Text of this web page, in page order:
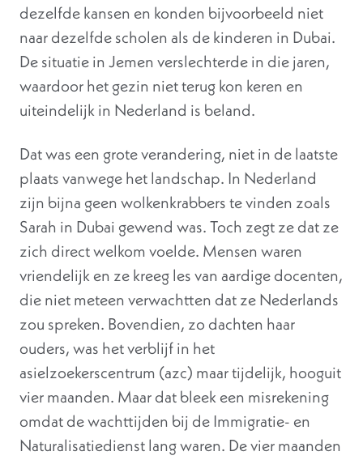
dezelfde kansen en konden bijvoorbeeld niet
naar dezelfde scholen als de kinderen in Dubai.
De situatie in Jemen verslechterde in die jaren,
waardoor het gezin niet terug kon keren en
uiteindelijk in Nederland is beland.
Dat was een grote verandering, niet in de laatste
plaats vanwege het landschap. In Nederland
zijn bijna geen wolkenkrabbers te vinden zoals
Sarah in Dubai gewend was. Toch zegt ze dat ze
zich direct welkom voelde. Mensen waren
vriendelijk en ze kreeg les van aardige docenten,
die niet meteen verwachtten dat ze Nederlands
zou spreken. Bovendien, zo dachten haar
ouders, was het verblijf in het
asielzoekerscentrum (azc) maar tijdelijk, hooguit
vier maanden. Maar dat bleek een misrekening
omdat de wachttijden bij de Immigratie- en
Naturalisatiedienst lang waren. De vier maanden